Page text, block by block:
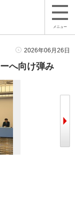
メニュー
2026年06月26日
へ向け弾み